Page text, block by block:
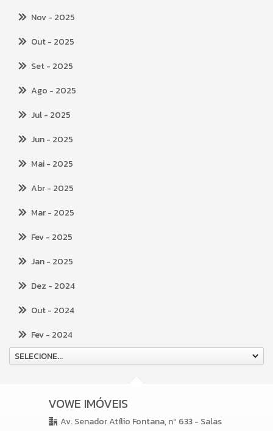
Nov- 2025
Out- 2025
Set- 2025
Ago - 2025
Jul- 2025
Jun- 2025
Mai- 2025
Abr- 2025
Mar- 2025
Fev- 2025
Jan- 2025
Dez - 2024
Out- 2024
Fev- 2024
SELECIONE...
VOWE IMÓVEIS
Av. Senador Atílio Fontana, nº 633 - Salas